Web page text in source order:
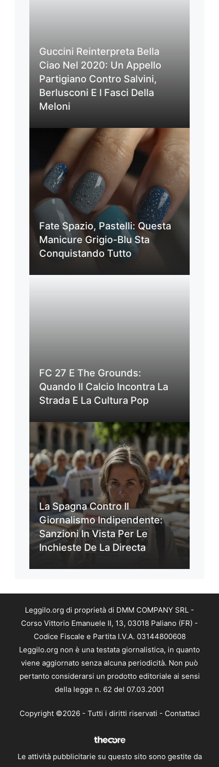
Guccini Reinterpreta Bella
Ciao Nel 2020: Un Appello
Partigiano Contro Salvini,
Berlusconi E I Fasci Della
Meloni
Fate Spazio, Pastelli: Questa
Manicure Grigio-Blu Sta
Conquistando Tutto
FC 27 E The Grounds:
Quando Il Calcio Incontra La
Strada E La Cultura Pop
La Spagna Contro Il
Giornalismo Indipendente:
Sanzioni In Vista Per Le
Inchieste De La Directa
Leggilo.org di proprietà di DMM COMPANY SRL -
Corso Vittorio Emanuele II, 13, 03018 Paliano (FR) -
Codice Fiscale e Partita I.V.A. 03144800608
Leggilo.org non è una testata giornalistica, in quanto
viene aggiornato senza alcuna periodicità. Non può
pertanto considerarsi un prodotto editoriale ai sensi
della legge n. 62 del 07.03.2001
Copyright ©2026 - Tutti i diritti riservati - Contattaci
Le attività pubblicitarie su questo sito sono gestite da